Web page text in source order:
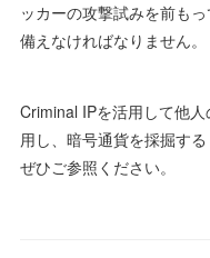
ッカーの攻撃試みを前も
備えなければなりません。
Criminal IPを活用して他
用し、暗号通貨を採掘する
ぜひご参照ください。